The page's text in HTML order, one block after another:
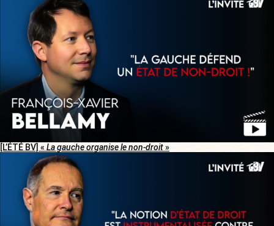
[L’ÉTÉ BV] « La gauche organise le non-droit»